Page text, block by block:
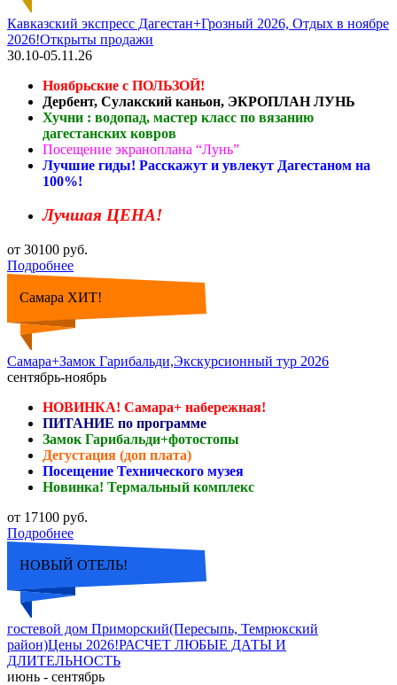
Кавказский экспресс Дагестан+Грозный 2026, Отдых в ноябре
2026!Открыты продажи
30.10-05.11.26
Ноябрьские с ПОЛЬЗОЙ!
Дербент, Сулакский каньон, ЭКРОПЛАН ЛУНЬ
Хучни : водопад, мастер класс по вязанию
дагестанских ковров
Посещение экраноплана “Лунь”
Лучшие гиды! Расскажут и увлекут Дагестаном на
100%!
Лучшая ЦЕНА!
от 30100 руб.
Подробнее
Самара ХИТ!
Самара+Замок Гарибальди,Экскурсионный тур 2026
сентябрь-ноябрь
НОВИНКА! Самара+ набережная!
ПИТАНИЕ по программе
Замок Гарибальди+фотостопы
Дегустация (доп плата)
Посещение Технического музея
Новинка! Термальный комплекс
от 17100 руб.
Подробнее
НОВЫЙ ОТЕЛЬ!
гостевой дом Приморский(Пересыпь, Темрюкский
район)Цены 2026!РАСЧЕТ ЛЮБЫЕ ДАТЫ И
ДЛИТЕЛЬНОСТЬ
июнь - сентябрь